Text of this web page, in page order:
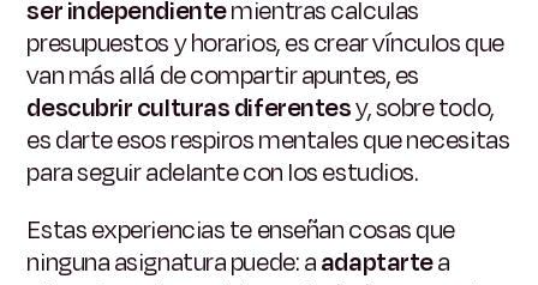
ser independientemientras calculas
presupuestos y horarios, es crear vínculos que
van más allá de compartir apuntes, es
descubrir culturas diferentesy, sobre todo,
es darte esos respiros mentales que necesitas
para seguir adelante con los estudios.
Estas experiencias te enseñan cosas que
ninguna asignatura puede: aadaptartea